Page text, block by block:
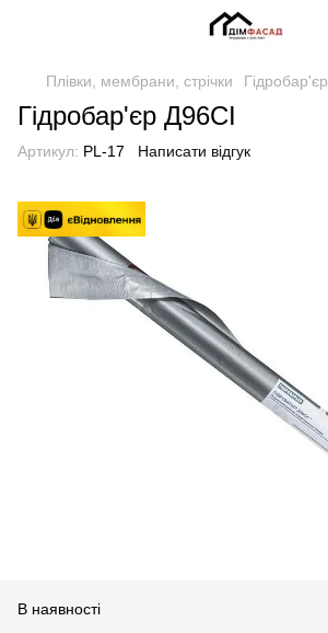
Плівки, мембрани, стрічки Гідробар'єр
Гідробар'єр Д96СІ
Артикул: PL-17 Написати відгук
В наявності